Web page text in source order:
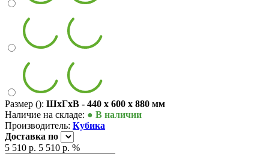
Размер (): ШxГxВ - 440 x 600 x 880 мм
Наличие на складе: ● В наличии
Производитель: Кубика
Доставка по
5 510 р. 5 510 р. %